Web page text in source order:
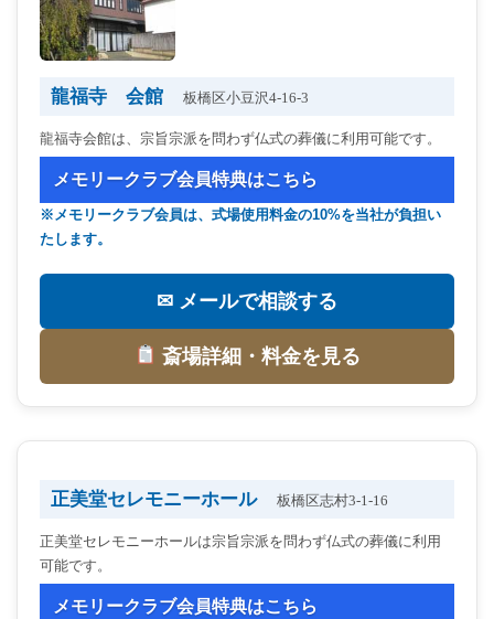
龍福寺 会館 板橋区小豆沢4-16-3
龍福寺会館は、宗旨宗派を問わず仏式の葬儀に利用可能です。
メモリークラブ会員特典はこちら
※メモリークラブ会員は、式場使用料金の10%を当社が負担い
たします。
✉ メールで相談する
斎場詳細・料金を見る
正美堂セレモニーホール 板橋区志村3-1-16
正美堂セレモニーホールは宗旨宗派を問わず仏式の葬儀に利用
可能です。
メモリークラブ会員特典はこちら